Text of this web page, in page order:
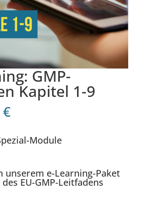
GMP-
Kapitel 1-9
€
Module
unserem e-Learning-Paket
EU-GMP-Leitfadens